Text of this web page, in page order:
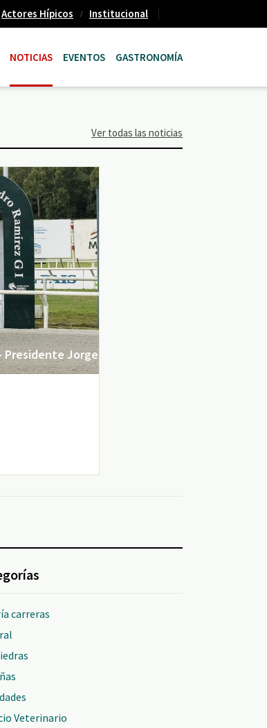
Actores Hípicos Institucional
NOTICIAS EVENTOS GASTRONOMÍA
Ver todas las noticias
- Presidente Jorge
carreras
Veterinario